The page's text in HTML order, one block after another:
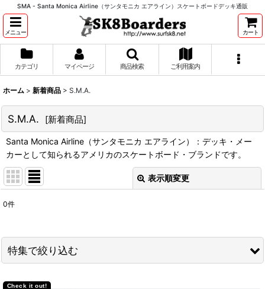
SMA - Santa Monica Airline（サンタモニカ エアライン）スケートボードデッキ通販
メニュー カート
カテゴリ マイページ 商品検索 ご利用案内
ホーム > 新着商品 > S.M.A.
S.M.A. [新着商品]
Santa Monica Airline（サンタモニカ エアライン）：デッキ・メー
カーとして知られるアメリカのスケートボード・ブランドです。
表示順変更
並び順 :
0件
特集で絞り込む
Del Mar Surfsk8